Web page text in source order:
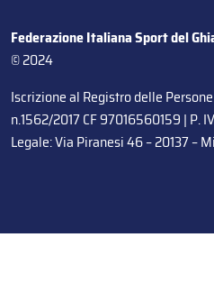
Federazione Italiana Sport del
© 2024
Iscrizione al Registro delle
n.1562/2017 CF 97016560159 | P.
Legale: Via Piranesi 46 – 20137 –